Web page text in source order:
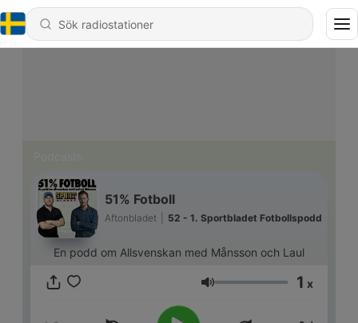
51% Fotboll
Aftonbladet 52 - 1. Sportbladet Fotbollspodd
En podd om Allsvenskan med Månsson och Laul
Volym 1 x